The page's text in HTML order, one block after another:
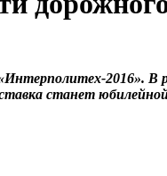
2016». В
станет